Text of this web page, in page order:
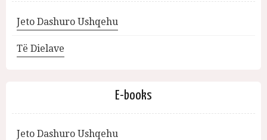
Jeto Dashuro Ushqehu
Të Dielave
E-books
Jeto Dashuro Ushqehu